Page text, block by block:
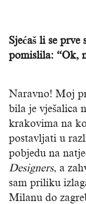
Sjećaš li se
pomislila: “Ok,
Naravno! Moj
bila je vješalica
krakovima na
postavljati u
pobjedu na
Designers, a
sam priliku
Milanu do